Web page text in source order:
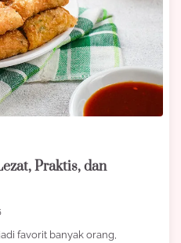
Praktis, dan
favorit banyak orang,